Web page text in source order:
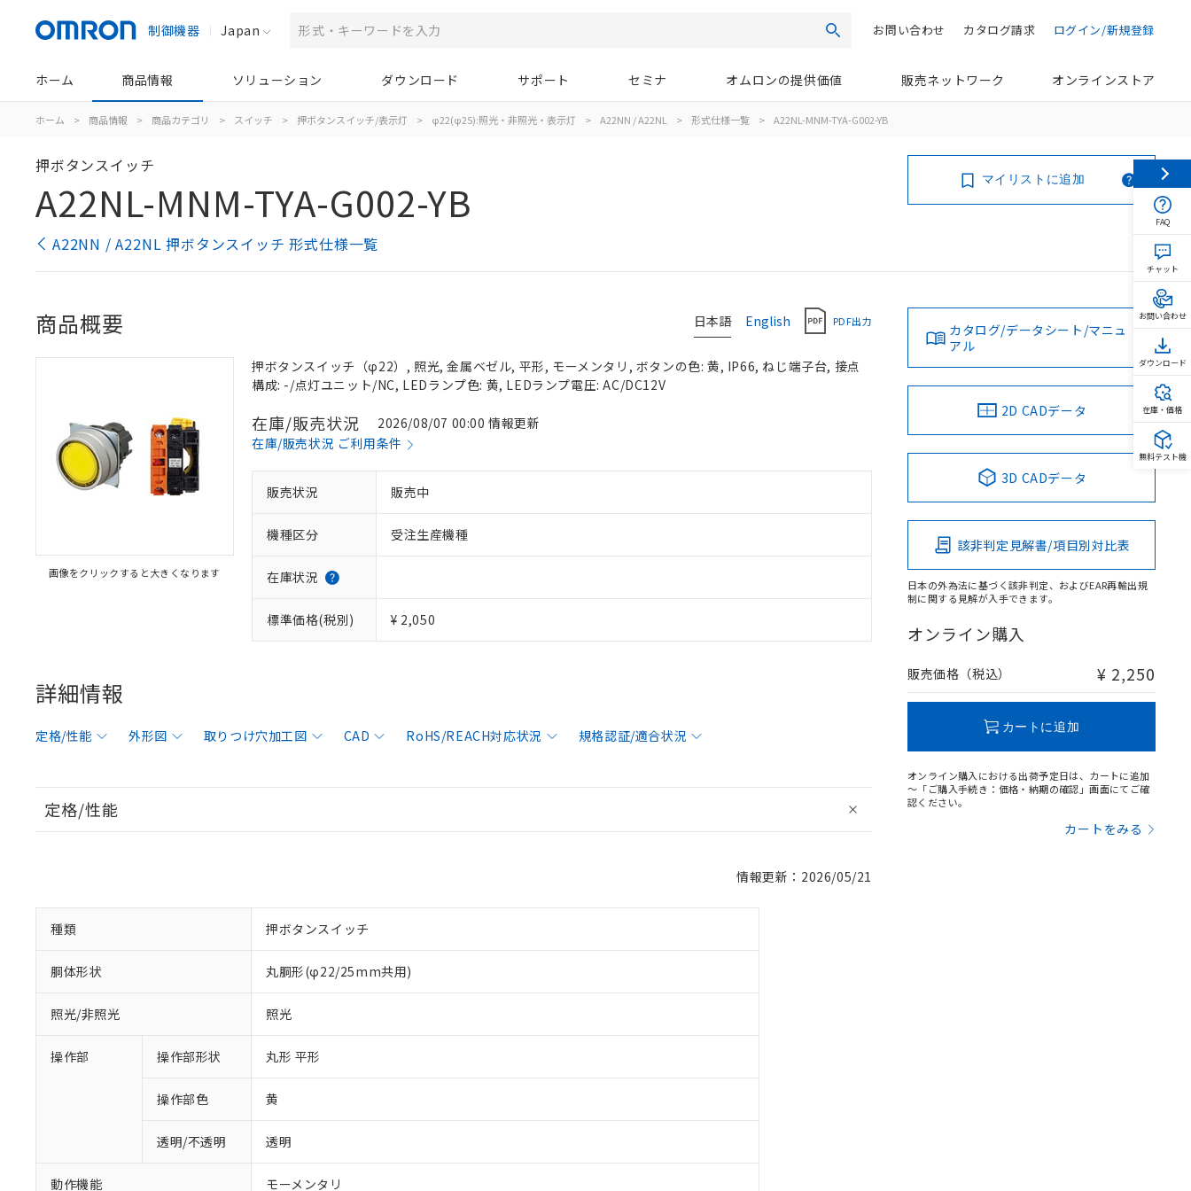
制御機器 Japan 検索 ログイン/新規登録
カタログ請求
お問い合わせ
ホーム 商品情報 ソリューション ダウンロード サポート セミナ オムロンの提供価値 販売ネットワーク オンラインストア
ホーム > 商品情報 > 商品カテゴリ > スイッチ > 押ボタンスイッチ/表示灯 > φ22(φ25):照光・非照光・表示灯 > A22NN / A22NL > 形式仕様一覧 > A22NL-MNM-TYA-G002-YB
押ボタンスイッチ
A22NL-MNM-TYA-G002-YB
A22NN / A22NL 押ボタンスイッチ 形式仕様一覧
マイリストに追加
日本語 English PDF出力
商品概要
画像をクリックすると大きくなります
押ボタンスイッチ（φ22）, 照光, 金属ベゼル, 平形, モーメンタリ, ボタンの色: 黄, IP66, ねじ端子台, 接点
構成: -/点灯ユニット/NC, LEDランプ色: 黄, LEDランプ電圧: AC/DC12V
在庫/販売状況
2026/08/07 00:00 情報更新
在庫/販売状況 ご利用条件
販売状況 販売中
機種区分 受注生産機種
在庫状況
標準価格(税別) ¥ 2,050
詳細情報
定格/性能 外形図 取りつけ穴加工図 CAD RoHS/REACH対応状況 規格認証/適合状況
定格/性能
情報更新：2026/05/21
種類 押ボタンスイッチ
胴体形状 丸胴形(φ22/25mm共用)
照光/非照光 照光
操作部 操作部形状 丸形 平形
操作部色 黄
透明/不透明 透明
動作機能 モーメンタリ
カタログ/データシート/マニュ
アル
2D CADデータ
3D CADデータ
該非判定見解書/項目別対比表
日本の外為法に基づく該非判定、およびEAR再輸出規
制に関する見解が入手できます。
オンライン購入
販売価格（税込） ¥ 2,250
カートに追加
オンライン購入における出荷予定日は、カートに追加
～「ご購入手続き：価格・納期の確認」画面にてご確
認ください。
カートをみる
FAQ
チャット
お問い合わせ
ダウンロード
在庫・価格
無料テスト機